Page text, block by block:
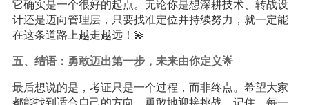
它确实是一个很好的起点。无论你是想深耕技术、转战设
计还是迈向管理层，只要找准定位并持续努力，就一定能
在这条道路上越走越远！💫
五、结语：勇敢迈出第一步，未来由你定义🌟
最后想说的是，考证只是一个过程，而非终点。希望大家
都能找到适合自己的方向，勇敢地迎接挑战。记住，每一